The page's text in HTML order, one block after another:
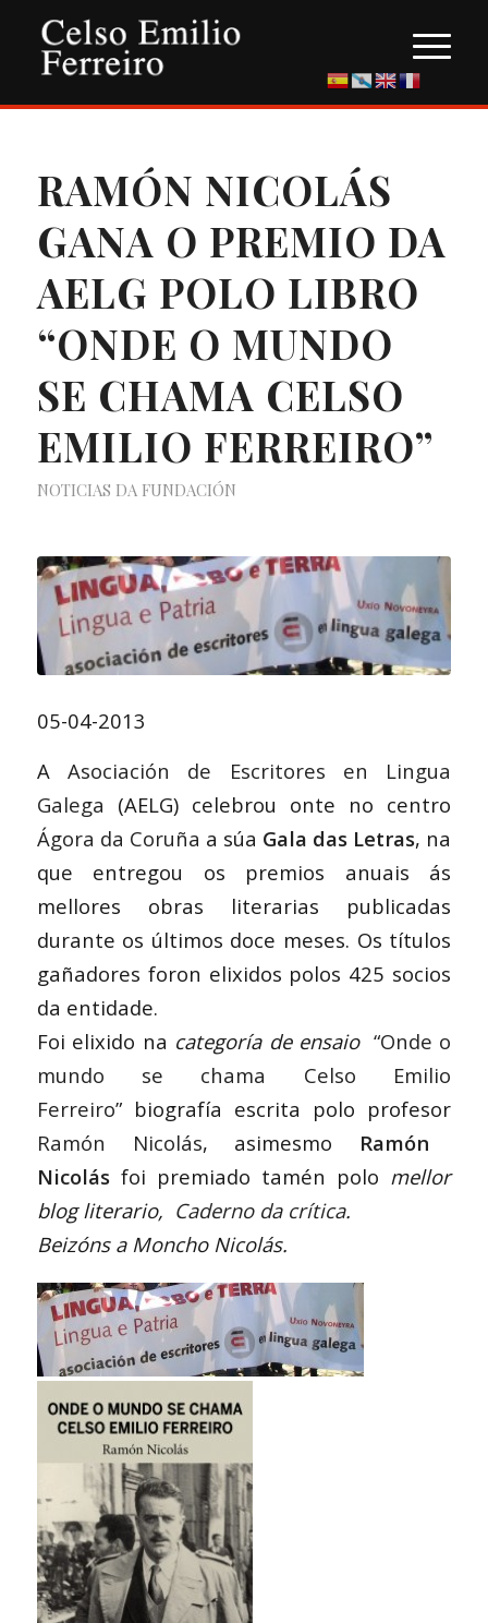
RAMÓN NICOLÁS
GANA O PREMIO DA
AELG POLO LIBRO
“ONDE O MUNDO
SE CHAMA CELSO
EMILIO FERREIRO”
NOTICIAS DA FUNDACIÓN
05-04-2013
AAsociación de Escritores en Lingua
Galega (AELG) celebrou onte no centro
Ágora da Coruña a súa Gala das Letras, na
que entregou os premios anuais ás
mellores obras literarias publicadas
durante os últimos doce meses. Os títulos
gañadores foron elixidos polos 425 socios
da entidade.
Foi elixido na categoría de ensaio “Onde o
mundo se chama Celso Emilio
Ferreiro”biografía escrita polo profesor
Ramón Nicolás, asimesmo Ramón
Nicolásfoi premiado tamén polo mellor
blog literario, Caderno da crítica.
Beizóns a Moncho Nicolás.